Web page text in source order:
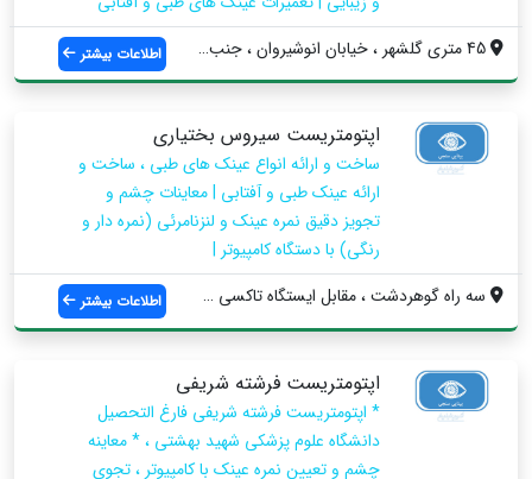
اطلاعات بیشتر
اپتومتریست سیروس بختیاری
ساخت و ارائه انواع عینک های طبی ، ساخت و
ارائه عینک طبی و آفتابی | معاینات چشم و
تجویز دقیق نمره عینک و لنزنامرئی (نمره دار و
رنگی) با دستگاه کامپیوتر |
سه راه گوهردشت ، مقابل ایستگاه تاکسی درخ...
اطلاعات بیشتر
اپتومتریست فرشته شریفی
* اپتومتریست فرشته شریفی فارغ التحصیل
دانشگاه علوم پزشکی شهید بهشتی ، * معاینه
چشم و تعیین نمره عینک با کامپیوتر ، تجوی